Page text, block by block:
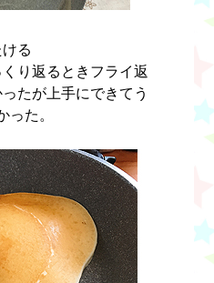
ける
り返るときフライ返
たが上手にできてう
った。